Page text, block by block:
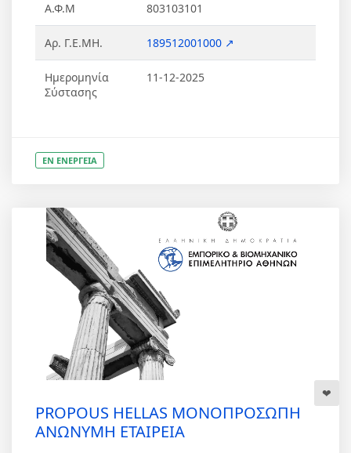
Α.Φ.Μ 803103101
Αρ. Γ.Ε.ΜΗ. 189512001000 ↗
Ημερομηνία
Σύστασης
11-12-2025
ΕΝ ΕΝΕΡΓΕΙΑ
PROPOUS HELLAS ΜΟΝΟΠΡΟΣΩΠΗ
ΑΝΩΝΥΜΗ ΕΤΑΙΡΕΙΑ